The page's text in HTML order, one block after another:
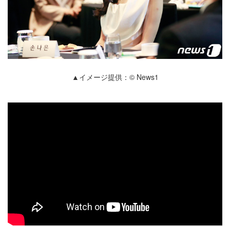
▲イメージ提供：© News1